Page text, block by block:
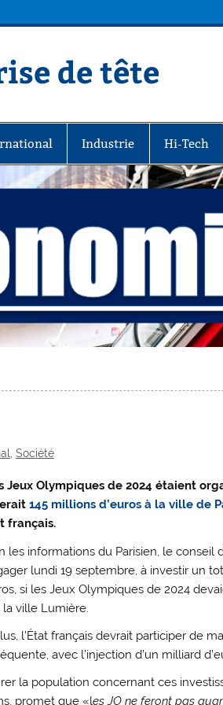
de tête
Industrie Hi-Tech
, Société
Jeux Olympiques de 2024 étaient
145 millions d’euros à la ville de
français.
les informations du Parisien, le conseil
lundi 19 septembre, à investir un
si les Jeux Olympiques de 2024
la ville Lumière.
l’État français devrait participer de
avec l’injection d’un milliard
la population concernant ces
promet que «les JO ne feront pas